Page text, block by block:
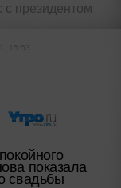
с президентом
показала
свадьбы